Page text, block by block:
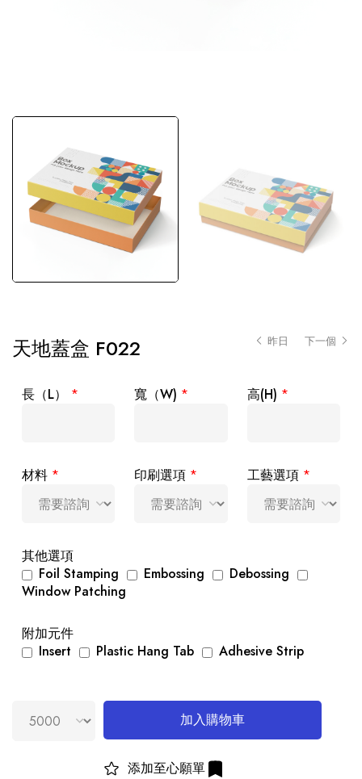
昨日 下一個
天地蓋盒 F022
長（L） * 寬（W) * 高(H) *
材料 * 印刷選項 * 工藝選項 *
其他選項
Foil Stamping
Embossing
Debossing
Window Patching
附加元件
Insert
Plastic Hang Tab Adhesive Strip
加入購物車
添加至心願單